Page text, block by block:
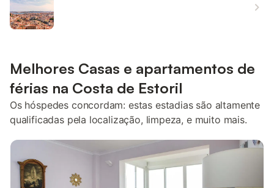
Melhores Casas e apartamentos de
férias na Costa de Estoril
Os hóspedes concordam: estas estadias são altamente
qualificadas pela localização, limpeza, e muito mais.